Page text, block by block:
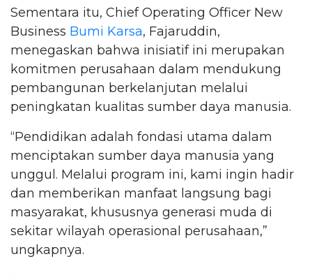
Sementara itu, Chief Operating Officer New
Business Bumi Karsa, Fajaruddin,
menegaskan bahwa inisiatif ini merupakan
komitmen perusahaan dalam mendukung
pembangunan berkelanjutan melalui
peningkatan kualitas sumber daya manusia.
“Pendidikan adalah fondasi utama dalam
menciptakan sumber daya manusia yang
unggul. Melalui program ini, kami ingin hadir
dan memberikan manfaat langsung bagi
masyarakat, khususnya generasi muda di
sekitar wilayah operasional perusahaan,”
ungkapnya.